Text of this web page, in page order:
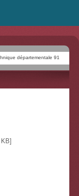
départementale 91